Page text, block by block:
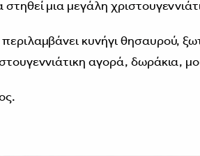
μια μεγάλη
κυνήγι θησαυρού,
αγορά, δωράκια,